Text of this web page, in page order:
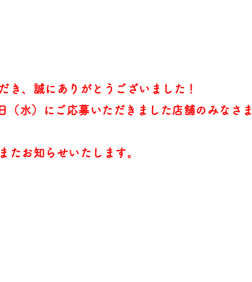
き、誠にありがとうございました！
水）にご応募いただきました店舗のみなさま
たお知らせいたします。